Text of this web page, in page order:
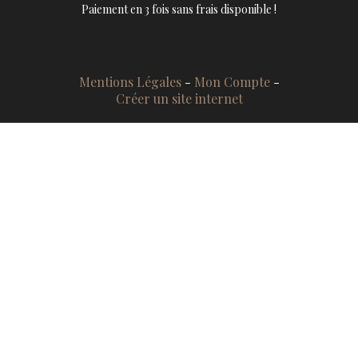
Paiement en 3 fois sans frais disponible !
Mentions Légales
Mon Compte
Créer un site internet